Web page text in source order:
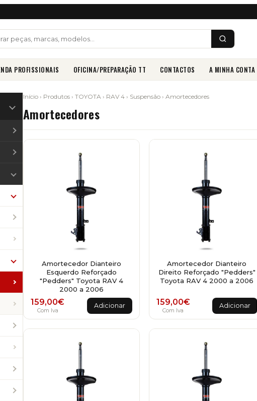
PROFISSIONAIS OFICINA/PREPARAÇÃO TT CONTACTOS A MINHA CONTA
Início › Produtos › TOYOTA › RAV 4 › Suspensão › Amortecedores
Amortecedores
Amortecedor Dianteiro
Esquerdo Reforçado
"Pedders" Toyota RAV 4
2000 a 2006
159,00€
Com Iva
Adicionar
Amortecedor Dianteiro
Direito Reforçado "Pedders"
Toyota RAV 4 2000 a 2006
159,00€
Com Iva
Adicionar